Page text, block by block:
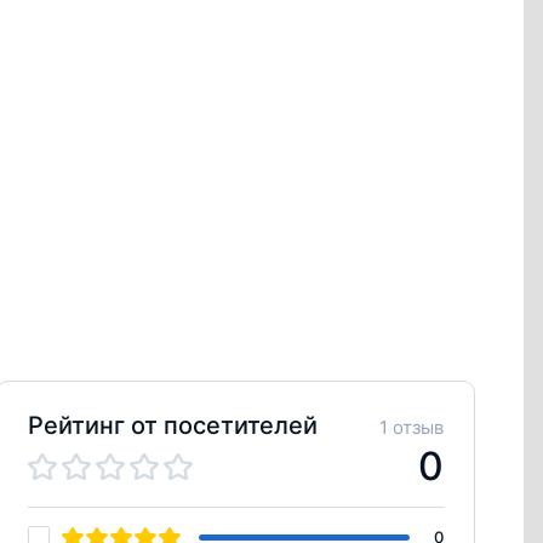
Рейтинг от посетителей 1 отзыв
0
0